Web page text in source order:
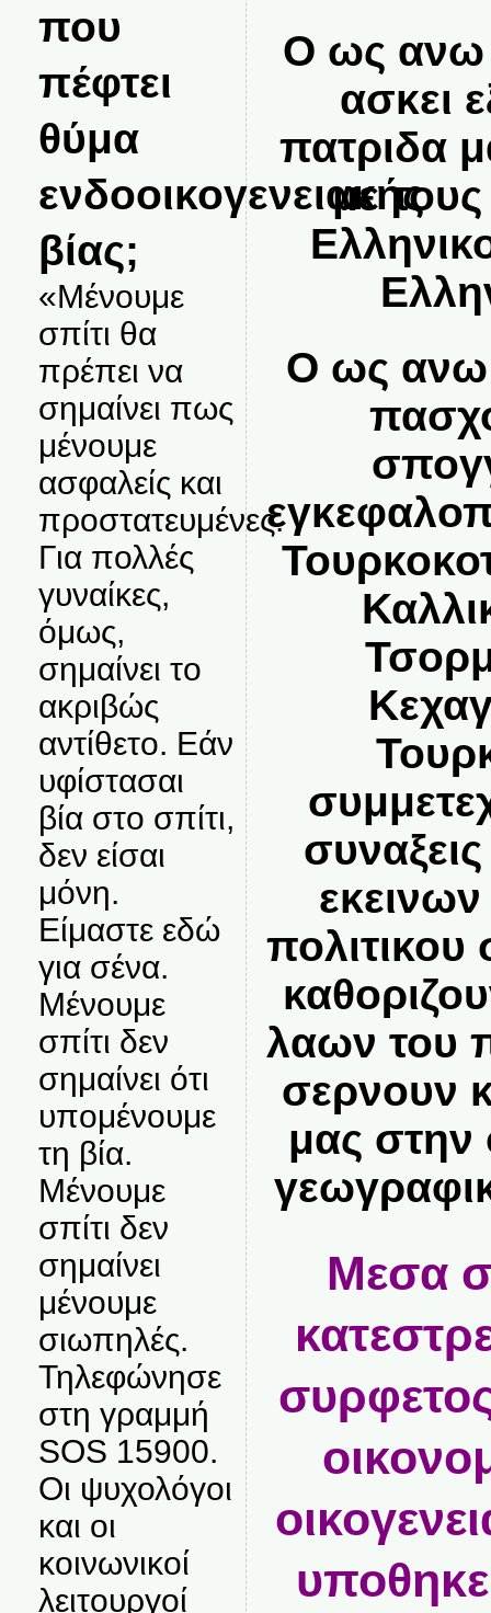
που
πέφτει
θύμα
ενδοοικογενειακής
βίας;
«Μένουμε
σπίτι θα
πρέπει να
σημαίνει πως
μένουμε
ασφαλείς και
προστατευμένες.
Για πολλές
γυναίκες,
όμως,
σημαίνει το
ακριβώς
αντίθετο. Εάν
υφίστασαι
βία στο σπίτι,
δεν είσαι
μόνη.
Είμαστε εδώ
για σένα.
Μένουμε
σπίτι δεν
σημαίνει ότι
υπομένουμε
τη βία.
Μένουμε
σπίτι δεν
σημαίνει
μένουμε
σιωπηλές.
Τηλεφώνησε
στη γραμμή
SOS 15900.
Οι ψυχολόγοι
και οι
κοινωνικοί
λειτουργοί
Ο ως ανω
ασκει
πατριδα
με
Ο ως ανω
λαων του
σερνουν
μας στην
Μεσα